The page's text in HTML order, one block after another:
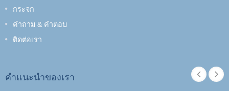
กระจก
คำถาม & คำตอบ
ติดต่อเรา
คำแนะนำของเรา